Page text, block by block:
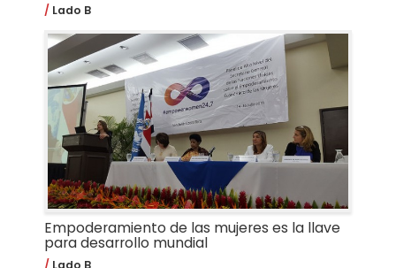
Lado B
Empoderamiento de las mujeres es la llave
para desarrollo mundial
Lado B